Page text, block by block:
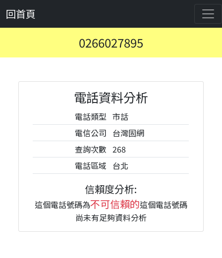
回首頁
0266027895
電話資料分析
電話類型 市話
電信公司 台灣固網
查詢次數 268
電話區域 台北
信賴度分析:
這個電話號碼為不可信賴的這個電話號碼
尚未有足夠資料分析